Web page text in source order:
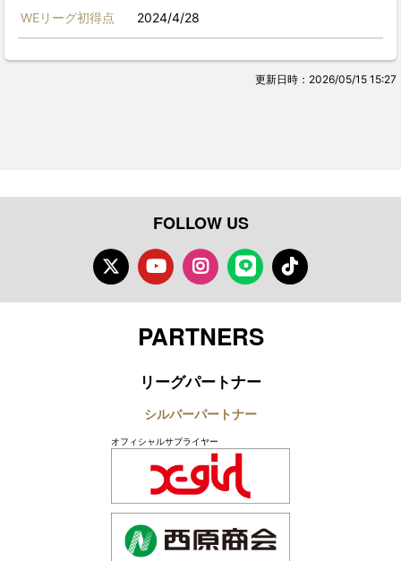
WEリーグ初得点 2024/4/28
更新日時：2026/05/15 15:27
FOLLOW US
TwitterYoutubeInstagram
LINE TikTok
PARTNERS
リーグパートナー
シルバーパートナー
オフィシャルサプライヤー